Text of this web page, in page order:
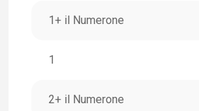
1+ il Numerone
1
2+ il Numerone